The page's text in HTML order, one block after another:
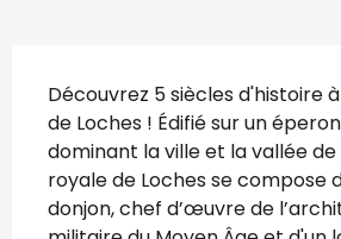
Description
Découvrez 5 siècles d'histoire
de Loches ! Édifié sur un
dominant la ville et la vallée
royale de Loches se compose
donjon, chef d’œuvre de